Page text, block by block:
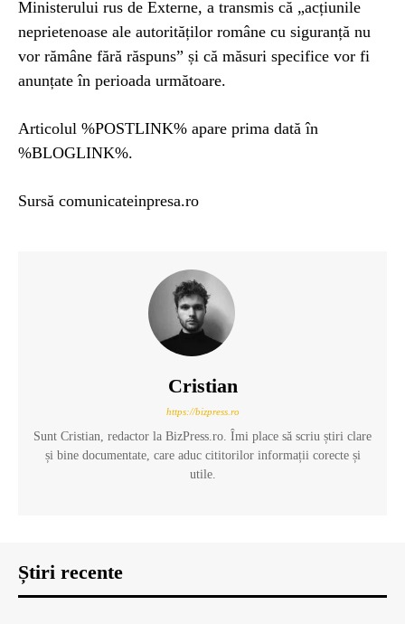
Ministerului rus de Externe, a transmis că „acțiunile
neprietenoase ale autorităților române cu siguranță nu
vor rămâne fără răspuns” și că măsuri specifice vor fi
anunțate în perioada următoare.
Articolul %POSTLINK% apare prima dată în
%BLOGLINK%.
Sursă comunicateinpresa.ro
Cristian
https://bizpress.ro
Sunt Cristian, redactor la BizPress.ro. Îmi place să scriu știri clare
și bine documentate, care aduc cititorilor informații corecte și
utile.
Știri recente